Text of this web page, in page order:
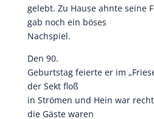
gelebt. Zu Hause ahnte seine
gab noch ein böses
Nachspiel.
Den 90.
Geburtstag feierte er im
der Sekt floß
in Strömen und Hein war
die Gäste waren